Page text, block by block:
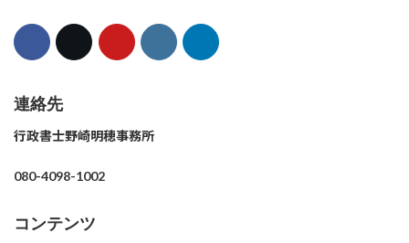
連絡先
行政書士野崎明穂事務所
080-4098-1002
コンテンツ